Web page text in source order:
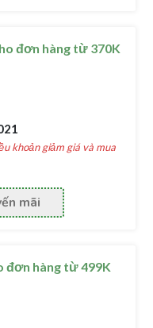
đơn hàng từ 370K
khoản giảm giá và mua
mãi
đơn hàng từ 499K